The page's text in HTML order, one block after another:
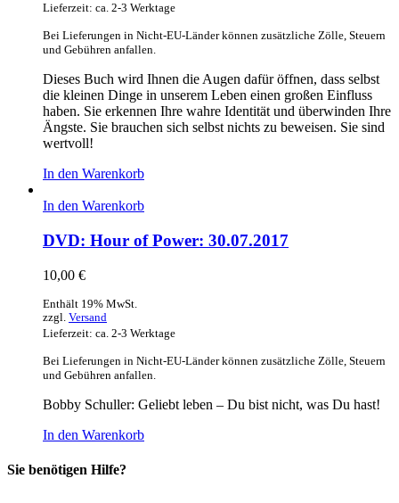
Lieferzeit: ca. 2-3 Werktage
Bei Lieferungen in Nicht-EU-Länder können zusätzliche Zölle, Steuern
und Gebühren anfallen.
Dieses Buch wird Ihnen die Augen dafür öffnen, dass selbst
die kleinen Dinge in unserem Leben einen großen Einfluss
haben. Sie erkennen Ihre wahre Identität und überwinden Ihre
Ängste. Sie brauchen sich selbst nichts zu beweisen. Sie sind
wertvoll!
In den Warenkorb
In den Warenkorb
DVD: Hour of Power: 30.07.2017
10,00 €
Enthält 19% MwSt.
zzgl. Versand
Lieferzeit: ca. 2-3 Werktage
Bei Lieferungen in Nicht-EU-Länder können zusätzliche Zölle, Steuern
und Gebühren anfallen.
Bobby Schuller: Geliebt leben – Du bist nicht, was Du hast!
In den Warenkorb
Sie benötigen Hilfe?